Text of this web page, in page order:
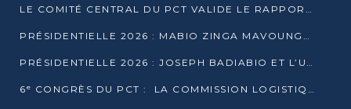
LE COMITÉ CENTRAL DU PCT VALIDE LE RAPPORT DU CONGRÈS ET SOUTIENT DENIS SASSOU N’GUESSO
PRÉSIDENTIELLE 2026 : MABIO ZINGA MAVOUNGOU DÉCLARE SA CANDIDATURE ET CHARGE LE BILAN DU PCT
PRÉSIDENTIELLE 2026 : JOSEPH BADIABIO ET L’UDH-YUKI JOUENT LA PRUDENCE
6ᵉ CONGRÈS DU PCT : LA COMMISSION LOGISTIQUE ASSURE LA DISTRIBUTION DES KITS